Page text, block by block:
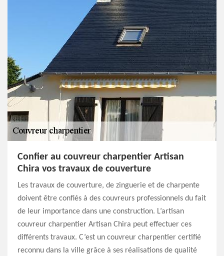
Confier au couvreur charpentier Artisan
Chira vos travaux de couverture
Les travaux de couverture, de zinguerie et de charpente
doivent être confiés à des couvreurs professionnels du fait
de leur importance dans une construction. L’artisan
couvreur charpentier Artisan Chira peut effectuer ces
différents travaux. C’est un couvreur charpentier certifié
reconnu dans la ville grâce à ses réalisations de qualité